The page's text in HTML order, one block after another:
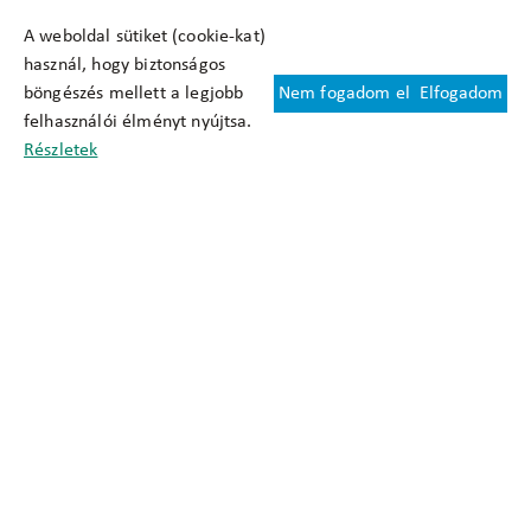
A weboldal sütiket (cookie-kat)
használ, hogy biztonságos
böngészés mellett a legjobb
felhasználói élményt nyújtsa.
Részletek
Nem fogadom el Elfogadom
Felhasználási feltételek